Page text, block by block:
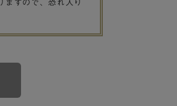
すので、恐れ入り